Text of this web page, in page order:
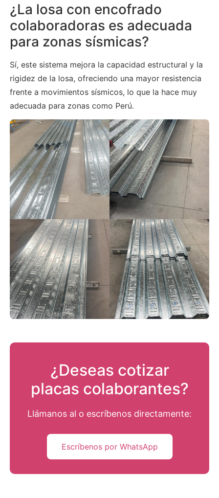
¿La losa con encofrado
colaboradoras es adecuada
para zonas sísmicas?
Sí, este sistema mejora la capacidad estructural y la
rigidez de la losa, ofreciendo una mayor resistencia
frente a movimientos sísmicos, lo que la hace muy
adecuada para zonas como Perú.
¿Deseas cotizar
placas colaborantes?
Llámanos al o escríbenos directamente:
Escríbenos por WhatsApp